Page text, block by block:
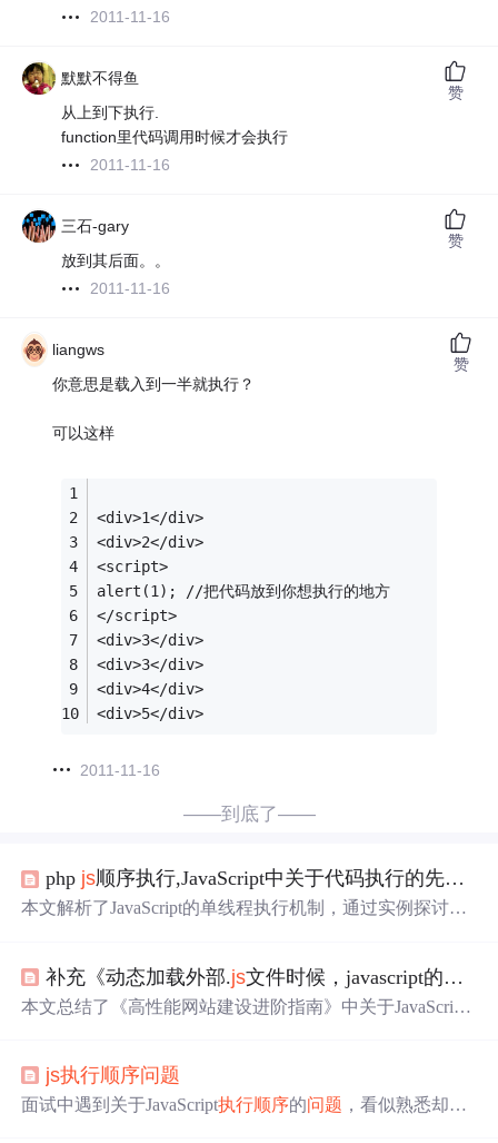
2011-11-16
默默不得鱼
从上到下执行.
function里代码调用时候才会执行
2011-11-16
赞
三石-gary
放到其后面。。
2011-11-16
赞
liangws
你意思是载入到一半就执行？
可以这样
<div>1</div>
<div>2</div>
<script>
alert(1); //把代码放到你想执行的地方
</script>
<div>3</div>
<div>3</div>
<div>4</div>
<div>5</div>
2011-11-16
赞
——到底了——
php js顺序执行,JavaScript中关于代码执行的先后顺序
本文解析了JavaScript的单线程执行机制，通过实例探讨了
作用域类型和变量声明方式对代码的影响。
补充《动态加载外部.js文件时候，javascript的执行
本文总结了《高性能网站建设进阶指南》中关于JavaScript
js执行顺序问题
面试中遇到关于JavaScript执行顺序的问题 ，看似熟悉却意